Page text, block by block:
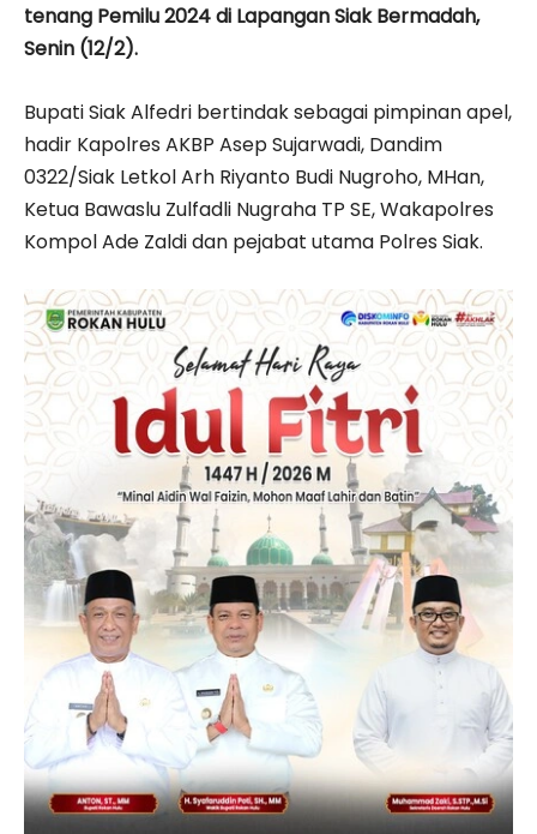
tenang Pemilu 2024 di Lapangan Siak Bermadah,
Senin (12/2).
Bupati Siak Alfedri bertindak sebagai pimpinan apel,
hadir Kapolres AKBP Asep Sujarwadi, Dandim
0322/Siak Letkol Arh Riyanto Budi Nugroho, MHan,
Ketua Bawaslu Zulfadli Nugraha TP SE, Wakapolres
Kompol Ade Zaldi dan pejabat utama Polres Siak.